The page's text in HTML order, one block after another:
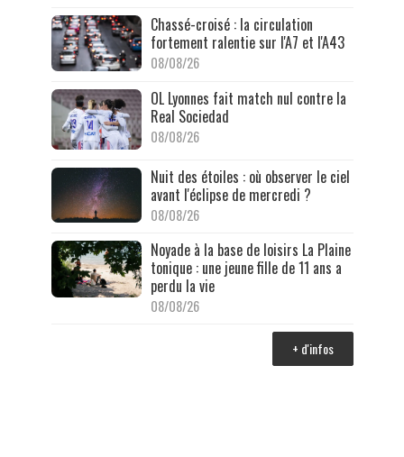
Chassé-croisé : la circulation
fortement ralentie sur l'A7 et l'A43
08/08/26
OL Lyonnes fait match nul contre la
Real Sociedad
08/08/26
Nuit des étoiles : où observer le ciel
avant l'éclipse de mercredi ?
08/08/26
Noyade à la base de loisirs La Plaine
tonique : une jeune fille de 11 ans a
perdu la vie
08/08/26
+ d'infos